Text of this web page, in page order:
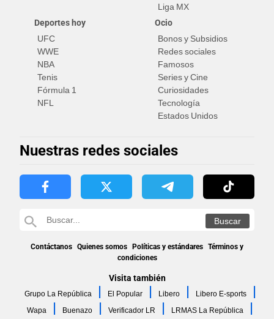
Liga MX
Deportes hoy
UFC
WWE
NBA
Tenis
Fórmula 1
NFL
Ocio
Bonos y Subsidios
Redes sociales
Famosos
Series y Cine
Curiosidades
Tecnología
Estados Unidos
Nuestras redes sociales
Contáctanos Quienes somos Políticas y estándares Términos y
condiciones
Visita también
Grupo La República El Popular Libero
Libero E-sports
Wapa
Buenazo Verificador LR LRMAS La República